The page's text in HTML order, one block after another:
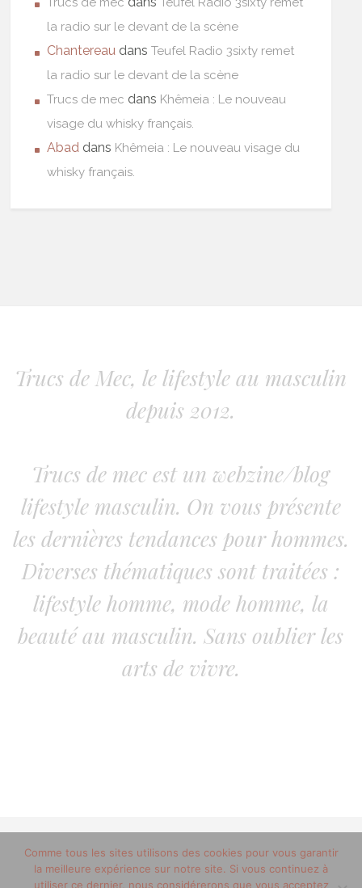
la radio sur le devant de la scène
Chantereau dansTeufel Radio 3sixty remet
la radio sur le devant de la scène
Trucs de mec dans Khêmeia : Le nouveau
visage du whisky français.
Abad dans Khêmeia : Le nouveau visage du
whisky français.
Trucs de Mec, le lifestyle au masculin
depuis 2012.
Trucs de mec est un webzine/blog
lifestyle masculin. On vous présente
les dernières tendances pour hommes.
Diverses thématiques sont traitées :
lifestyle homme, mode homme, la
beauté au masculin. Sans oublier les
arts de vivre.
© 2012-2020 copyright trucsdemec.fr - blog lifestyle
masculin/Tous droits réservés
Comme tous les sites utilisons des cookies pour vous garantir
la meilleure expérience sur notre site. Si vous continuez à
utiliser ce dernier, nous considérerons que vous acceptez